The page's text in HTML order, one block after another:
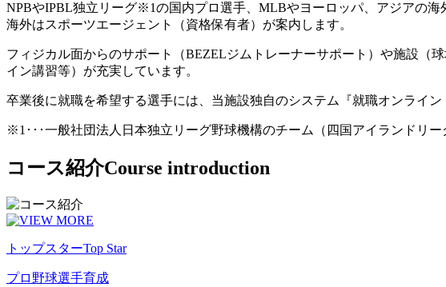
NPBやIPBL独立リーグ※1の国内プロ選手、MLBやヨーロッパ、アジアの海
海外はスポーツエージェント（資格保有者）が案内します。
フィジカル面からのサポート（BEZELジムトレーナーサポート）や施設（
イン講習等）が充実しています。
卒業後に就職を希望する選手には、当施設独自のシステム『就職オンライ
※1･･･一般社団法人日本独立リーグ野球機構のチーム（四国アイランドリ
コース紹介Course introduction
トップスターTop Star
プロ野球選手育成